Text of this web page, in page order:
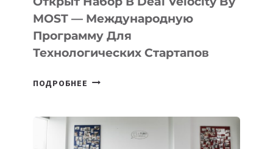
ПРЕДПРИНИМАТЕЛЬСТВО
MOST — Международную
Программу Для
Технологических Стартапов
ПОДРОБНЕЕ ОТКРЫТ
DEAL
VELOCITY